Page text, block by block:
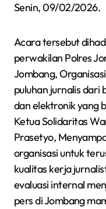
Senin, 09/02/2026.
Acara tersebut
perwakilan Polres
Jombang,
puluhan jurnalis dari
dan elektronik yang
Ketua Solidaritas
Prasetyo,
organisasi untuk
kualitas kerja
evaluasi internal
pers di Jombang